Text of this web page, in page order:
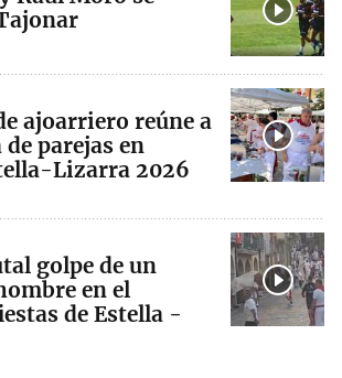
ajoarriero reúne a
parejas en
Lizarra 2026
golpe de un
en el
de Estella -